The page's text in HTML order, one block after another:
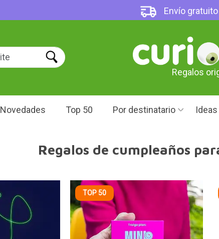
Envío
Regalos
Novedades Top 50 Por destinatario
Regalos de cumpleaños
TOP 50